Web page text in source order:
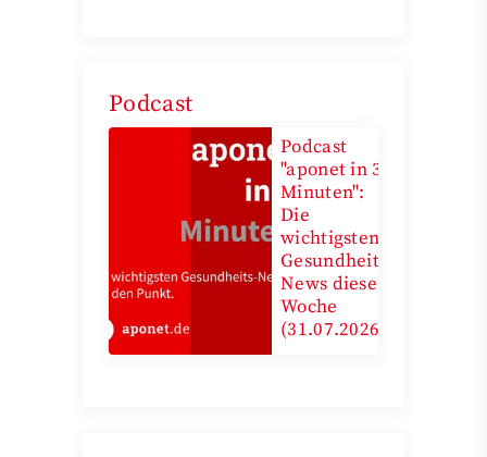
Podcast
Podcast
"aponet in 3
Minuten":
Die
wichtigsten
Gesundheits-
News diese
Woche
(31.07.2026)